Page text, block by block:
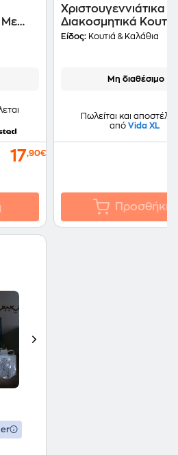
Με
17,90€
Χριστουγεννιάτικα
Διακοσμητικά Κουτιά
Δώρων από
Είδος: Κουτιά & Καλάθια
Μη διαθέσιμο
Πωλείται και
από Vida XL
Προσθήκη